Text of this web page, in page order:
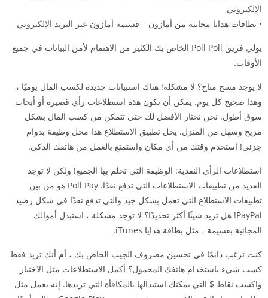
الإلكتروني
• بطاقات هدايا مجانية من أمازون – قسيمة أمازون عبر البريد الإلكتروني
يولي فريق Poll Poll الخاص بك الكثير من الاهتمام لأمن البيانات في جميع
الأوقات.
لا يوجد مسح متاح؟ لا مشكلة! هناك استبيانات جديدة لكسب المال يوميًا ،
وهذا صحيح كل يوم. يمكن أن تكون هذه استطلاعات رأي قصيرة أو أبحاث
سوق أطول. نحن نختار الأفضل لك حتى تتمكن من كسب المال بشكل
مريح وسهل من المنزل. يحل تطبيق الاستطلاع هذا محل وظيفة بدوام
جزئي! استخدم وقتك من أي مكان واستمتع بالعمل من هاتفك الذكي.
استطلاعات الرأي النقدية: الوظيفة التي تحلم بها الجميع! ولكن لا توجد
العديد من تطبيقات الاستطلاعات التي تدفع نقدًا. Poll Pay هو من بين
تطبيقات الاستطلاع التي تعمل بشكل جيد والتي تدفع نقدًا في شكل رصيد
PayPal! هل تريد شيئًا أكثر تحديدًا؟ لا توجد مشكلة ، استبدل أموالك
المجانية بقسيمة ، مثل بطاقة هدايا iTunes.
كنت ترغب دائمًا في تحسين مصروف الجيب الخاص بك ، أم أنك تريد فقط
كسب شيء باستخدام هاتفك المحمول؟ أكمل الاستطلاعات مثل الاختبار
واكسب نقاط $ التي يمكنك استبدالها بالمكافأة التي تريدها. إنه يعمل مثل